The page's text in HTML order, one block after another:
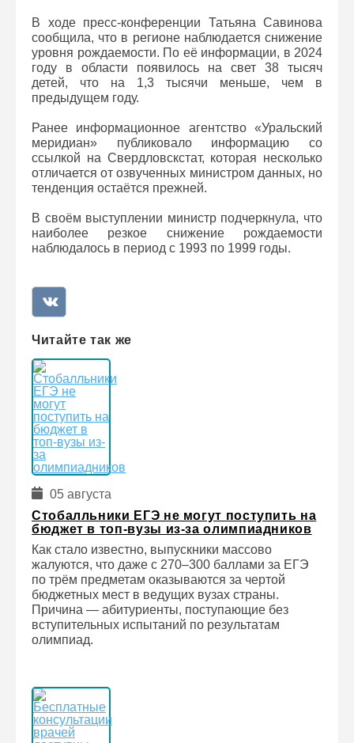
В ходе пресс-конференции Татьяна Савинова
сообщила, что в регионе наблюдается снижение
уровня рождаемости. По её информации, в 2024
году в области появилось на свет 38 тысяч
детей, что на 1,3 тысячи меньше, чем в
предыдущем году.
Ранее информационное агентство «Уральский
меридиан» публиковало информацию со
ссылкой на Свердловскстат, которая несколько
отличается от озвученных министром данных, но
тенденция остаётся прежней.
В своём выступлении министр подчеркнула, что
наиболее резкое снижение рождаемости
наблюдалось в период с 1993 по 1999 годы.
Читайте так же
05 августа
Стобалльники ЕГЭ не могут поступить на
бюджет в топ-вузы из-за олимпиадников
Как стало известно, выпускники массово
жалуются, что даже с 270–300 баллами за ЕГЭ
по трём предметам оказываются за чертой
бюджетных мест в ведущих вузах страны.
Причина — абитуриенты, поступающие без
вступительных испытаний по результатам
олимпиад.